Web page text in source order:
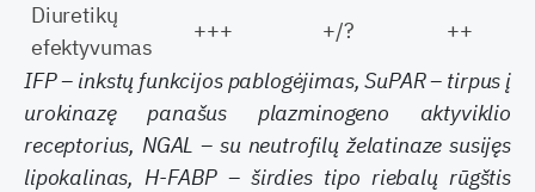
Diuretikų
efektyvumas
+++ +/?
++
IFP – inkstų funkcijos pablogėjimas, SuPAR – tirpus į
urokinazę panašus plazminogeno aktyviklio
receptorius, NGAL – su neutrofilų želatinaze susijęs
lipokalinas, H-FABP – širdies tipo riebalų rūgštis